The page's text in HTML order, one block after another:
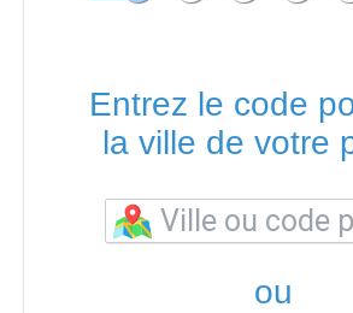
Entrez le code
la ville de votre
ou